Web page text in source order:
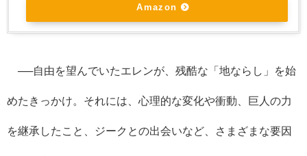
Amazon
──自由を望んでいたエレンが、残酷な「地ならし」を始
めたきっかけ。それには、心理的な変化や衝動、巨人の力
を継承したこと、ジークとの出会いなど、さまざまな要因